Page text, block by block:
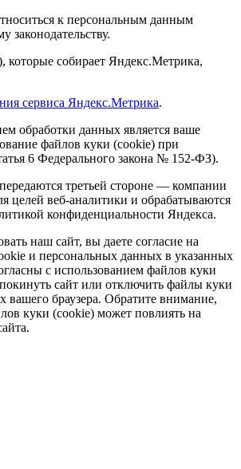
к персональным данным
законодательству.
собирает Яндекс.Метрика,
сервиса Яндекс.Метрика.
обработки данных является ваше
файлов куки (cookie) при
6 Федерального закона № 152-ФЗ).
третьей стороне — компании
веб-аналитики и обрабатываются
конфиденциальности Яндекса.
наш сайт, вы даете согласие на
и персональных данных в указанных
с использованием файлов куки
сайт или отключить файлы куки
вашего браузера. Обратите внимание,
куки (cookie) может повлиять на